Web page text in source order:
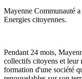
Mayenne Communauté
Energies citoyennes.
Pendant 24 mois,
collectifs citoyens et leur
formation d'une société